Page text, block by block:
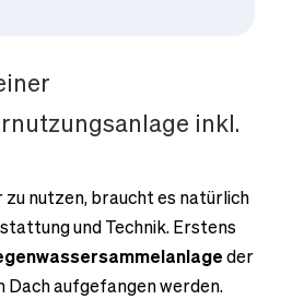
inkl.
zu nutzen, braucht es natürlich
und Technik. Erstens
der
Dach aufgefangen werden.